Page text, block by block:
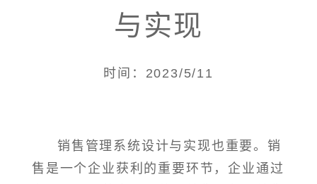
与实现
时间：2023/5/11
销售管理系统设计与实现也重要。销
售是一个企业获利的重要环节，企业通过